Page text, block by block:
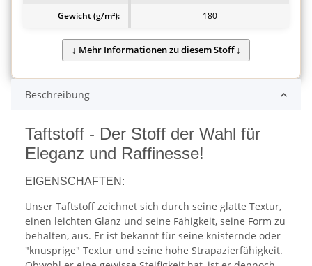
Gewicht (g/m²):
180
Beschreibung
Taftstoff - Der Stoff der Wahl für
Eleganz und Raffinesse!
EIGENSCHAFTEN:
Unser Taftstoff zeichnet sich durch seine glatte Textur,
einen leichten Glanz und seine Fähigkeit, seine Form zu
behalten, aus. Er ist bekannt für seine knisternde oder
"knusprige" Textur und seine hohe Strapazierfähigkeit.